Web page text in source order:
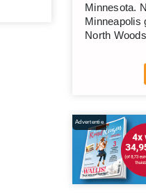
Minnesota.
Minneapolis
North
Advertentie